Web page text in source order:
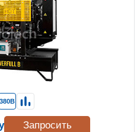
380В
Запросить